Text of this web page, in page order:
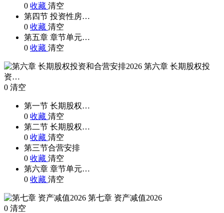
0 收藏 清空
第四节 投资性房…
0 收藏 清空
第五章 章节单元…
0 收藏 清空
第六章 长期股权投
资…
0 清空
第一节 长期股权…
0 收藏 清空
第二节 长期股权…
0 收藏 清空
第三节合营安排
0 收藏 清空
第六章 章节单元…
0 收藏 清空
第七章 资产减值2026
0 清空